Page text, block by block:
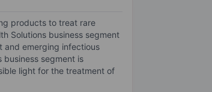
products to treat rare
Solutions business segment
and emerging infectious
segment is
light for the treatment of